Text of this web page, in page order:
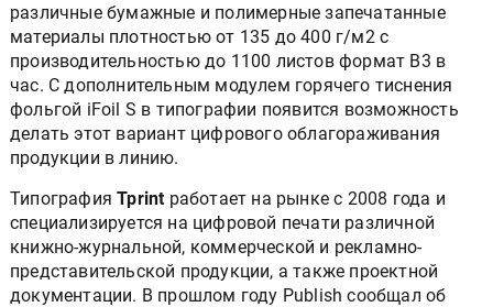
различные бумажные и полимерные запечатанные
материалы плотностью от 135 до 400 г/м2 с
производительностью до 1100 листов формат B3 в
час. С дополнительным модулем горячего тиснения
фольгой iFoil S в типографии появится возможность
делать этот вариант цифрового облагораживания
продукции в линию.
ТипографияTprint работает на рынке с 2008 года и
специализируется на цифровой печати различной
книжно-журнальной, коммерческой и рекламно-
представительской продукции, а также проектной
документации. В прошлом году Publish сообщал об